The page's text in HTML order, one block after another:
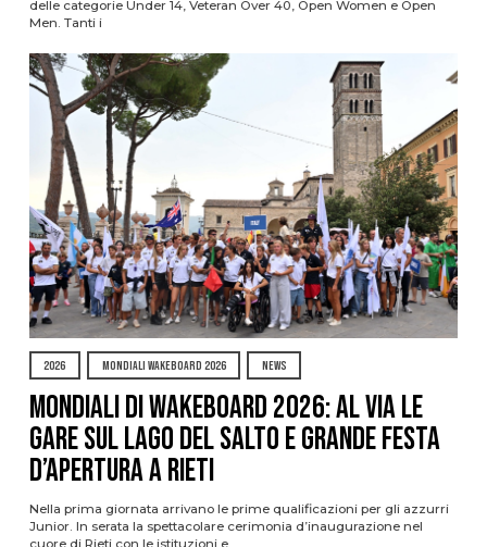
delle categorie Under 14, Veteran Over 40, Open Women e Open
Men. Tanti i
2026 MONDIALI WAKEBOARD 2026 NEWS
Mondiali di Wakeboard 2026: al via le
gare sul Lago del Salto e grande festa
d’apertura a Rieti
Nella prima giornata arrivano le prime qualificazioni per gli azzurri
Junior. In serata la spettacolare cerimonia d’inaugurazione nel
cuore di Rieti con le istituzioni e